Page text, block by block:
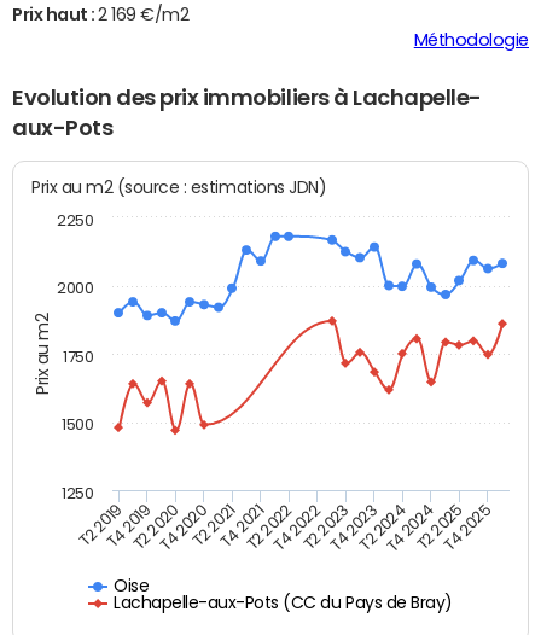
Prix haut :2 169 €/m2
Méthodologie
Evolution des prix immobiliers à Lachapelle-
aux-Pots
Prix au m2
Prix au m2 (source : estimations JDN)
Oise
Lachapelle-aux-Pots (CC du Pays de Bray)
T2 2019T4 2019T2 2020T4 2020T2 2021T4 2021T2 2022T4 2022T2 2023T4 2023T2 2024T4 2024T2 2025T4 2025
2000
1250
1500
1750
2250